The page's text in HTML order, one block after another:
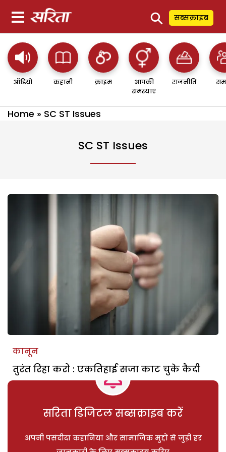
⚲ सब्सक्राइब
ऑडियो कहानी क्राइम
आपकी
समस्याएं
राजनीति
Home » SC ST Issues
SC ST Issues
कानून
तुरंत रिहा करो : एकतिहाई सजा काट चुके कैदी
सरिता डिजिटल सब्सक्राइब करें
अपनी पसंदीदा कहानियां और सामाजिक मुद्दों से जुड़ी हर